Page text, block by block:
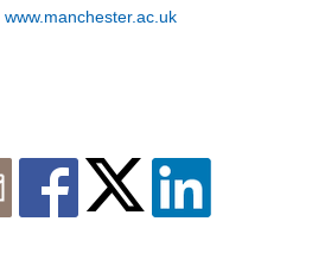
www.manchester.ac.uk